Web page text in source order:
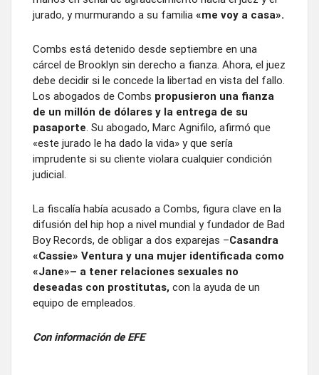
jurado, y murmurando a su familia «me voy a casa».
Combs está detenido desde septiembre en una
cárcel de Brooklyn sin derecho a fianza. Ahora, el juez
debe decidir si le concede la libertad en vista del fallo.
Los abogados de Combs propusieron una fianza
de un millón de dólares y la entrega de su
pasaporte. Su abogado, Marc Agnifilo, afirmó que
«este jurado le ha dado la vida» y que sería
imprudente si su cliente violara cualquier condición
judicial.
La fiscalía había acusado a Combs, figura clave en la
difusión del hip hop a nivel mundial y fundador de Bad
Boy Records, de obligar a dos exparejas –Casandra
«Cassie» Ventura y una mujer identificada como
«Jane»– a tener relaciones sexuales no
deseadas con prostitutas, con la ayuda de un
equipo de empleados.
Con información de EFE